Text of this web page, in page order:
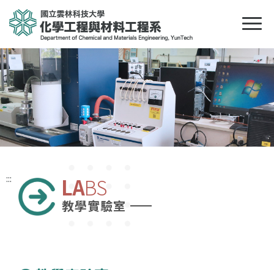
::: LABS
教學實驗室